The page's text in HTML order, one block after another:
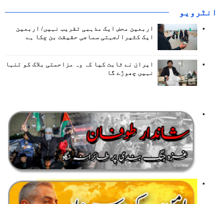
انٹرويو
اربعین محض ایک مذہبی تقریب نہیں/ اربعین
ایک کثیرالجہتی سماجی حقیقت بن چکا ہے
ایران نے ثابت کیا کہ وہ مزاحمتی بلاک کو تنہا
نہیں چھوڑے گا